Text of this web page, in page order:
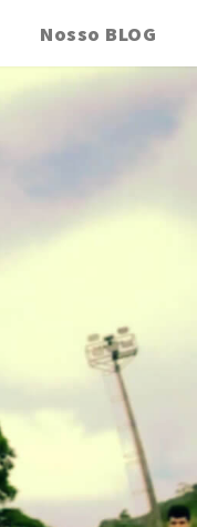
Nosso BLOG